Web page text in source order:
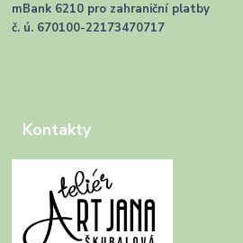
mBank 6210 pro zahraniční platby
č. ú. 670100-22173470717
Kontakty